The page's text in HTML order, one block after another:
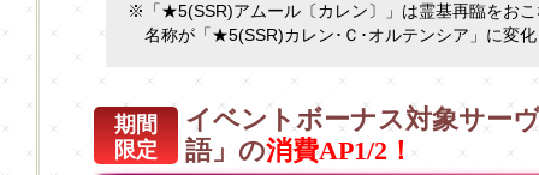
※「★5(SSR)アムール〔カレン〕」は霊基再臨をお
名称が「★5(SSR)カレン･Ｃ･オルテンシア」に変
期間
限定
イベントボーナス対象サー
語」の消費AP1/2！